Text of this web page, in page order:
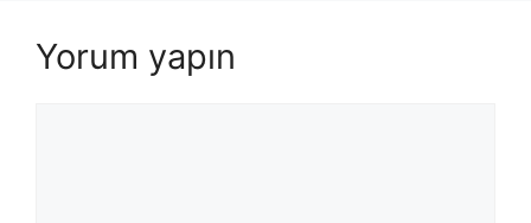
Yorum yapın